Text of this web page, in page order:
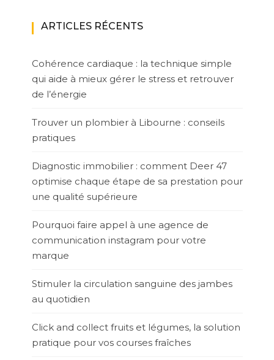
ARTICLES RÉCENTS
Cohérence cardiaque : la technique simple
qui aide à mieux gérer le stress et retrouver
de l’énergie
Trouver un plombier à Libourne : conseils
pratiques
Diagnostic immobilier : comment Deer 47
optimise chaque étape de sa prestation pour
une qualité supérieure
Pourquoi faire appel à une agence de
communication instagram pour votre
marque
Stimuler la circulation sanguine des jambes
au quotidien
Click and collect fruits et légumes, la solution
pratique pour vos courses fraîches